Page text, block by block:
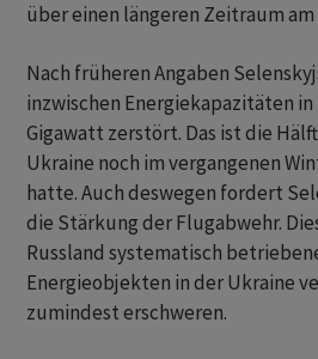
über einen längeren Zeitraum
Nach früheren Angaben
inzwischen Energiekapazitäten in
Gigawatt zerstört. Das ist die
Ukraine noch im vergangenen
hatte. Auch deswegen fordert
die Stärkung der Flugabwehr.
Russland systematisch
Energieobjekten in der Ukraine
zumindest erschweren.